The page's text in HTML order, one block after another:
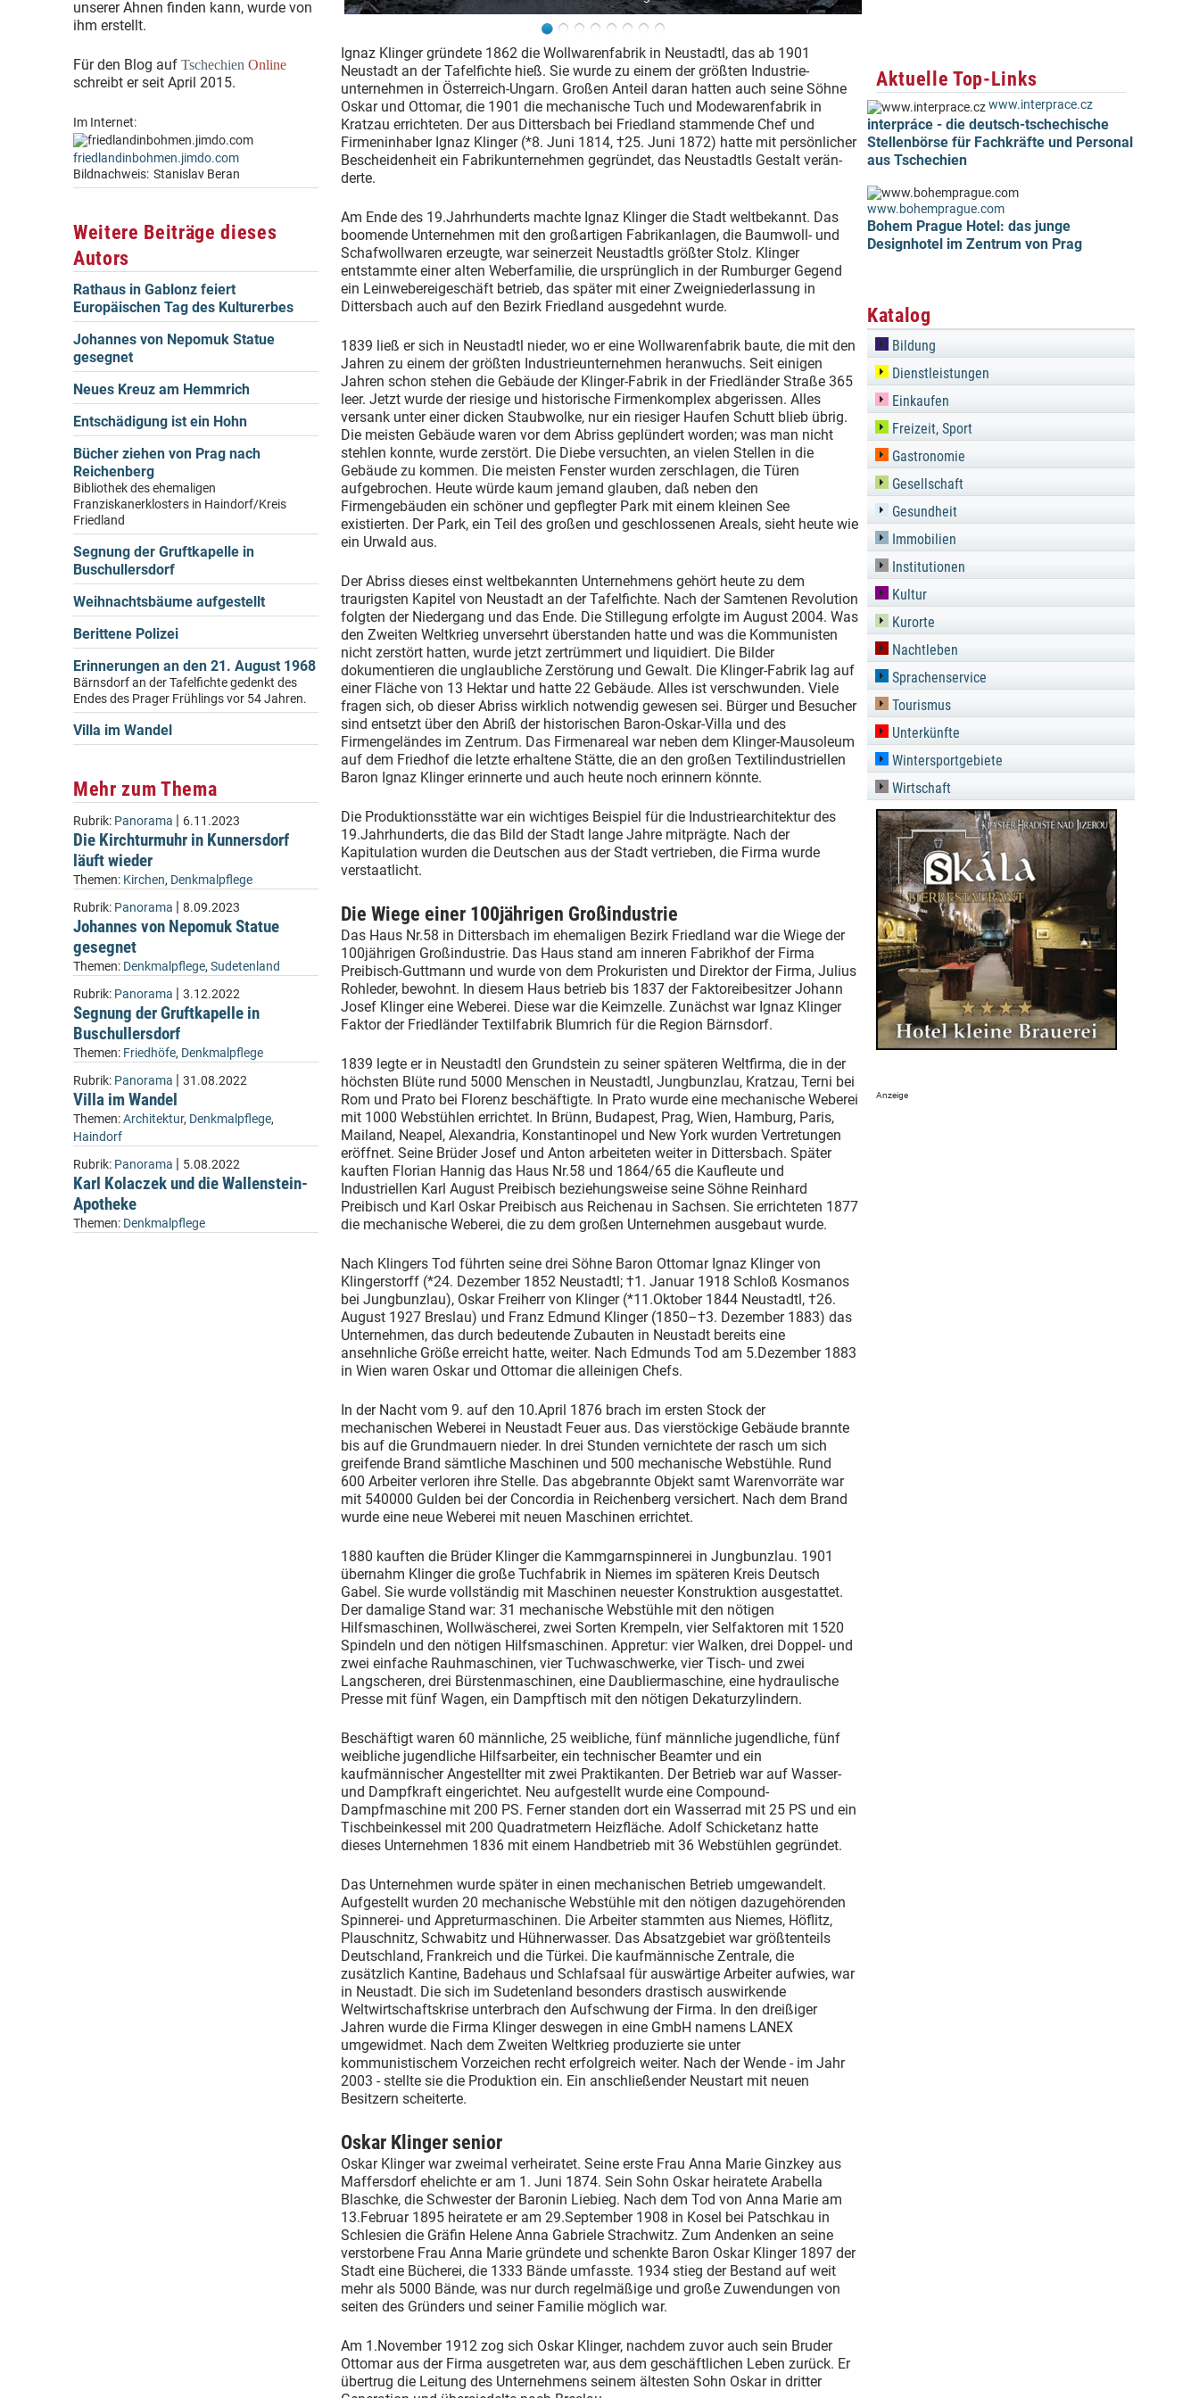
unserer Ahnen finden kann, wurde von
ihm erstellt.
Für den Blog auf Tschechien Online
schreibt er seit April 2015.
Im Internet:
friedlandinbohmen.jimdo.com
Bildnachweis: Stanislav Beran
Weitere Beiträge dieses
Autors
Rathaus in Gablonz feiert
Europäischen Tag des Kulturerbes
Johannes von Nepomuk Statue
gesegnet
Neues Kreuz am Hemmrich
Entschädigung ist ein Hohn
Bücher ziehen von Prag nach
Reichenberg
Bibliothek des ehemaligen
Franziskanerklosters in Haindorf/Kreis
Friedland
Segnung der Gruftkapelle in
Buschullersdorf
Weihnachtsbäume aufgestellt
Berittene Polizei
Erinnerungen an den 21. August 1968
Bärnsdorf an der Tafelfichte gedenkt des
Endes des Prager Frühlings vor 54 Jahren.
Villa im Wandel
Mehr zum Thema
Rubrik: Panorama | 6.11.2023
Die Kirchturmuhr in Kunnersdorf
läuft wieder
Themen: Kirchen, Denkmalpflege
Rubrik: Panorama | 8.09.2023
Johannes von Nepomuk Statue
gesegnet
Themen: Denkmalpflege, Sudetenland
Rubrik: Panorama | 3.12.2022
Segnung der Gruftkapelle in
Buschullersdorf
Themen: Friedhöfe, Denkmalpflege
Rubrik: Panorama | 31.08.2022
Villa im Wandel
Themen:Architektur, Denkmalpflege,
Haindorf
Rubrik: Panorama | 5.08.2022
Karl Kolaczek und die Wallenstein-
Apotheke
Themen: Denkmalpflege
Ignaz Klinger gründete 1862 die Wollwarenfabrik in Neu­stadtl, das ab 1901
Neustadt an der Tafelfichte hieß. Sie wurde zu einem der größten Industrie­
unternehmen in Österreich-­Un­garn. Großen Anteil daran hat­ten auch seine Söhne
Oskar und Ottomar, die 1901 die mechani­sche Tuch­ und Modewarenfa­brik in
Kratzau errichteten. Der aus Dittersbach bei Friedland stammende Chef und
Firmen­inhaber Ignaz Klinger (*8. Juni 1814, †25. Juni 1872) hatte mit persönlicher
Bescheidenheit ein Fabrikunternehmen gegründet, das Neustadtls Gestalt verän­
derte.
Am Ende des 19.Jahrhunderts machte Ignaz Klinger die Stadt weltbekannt. Das
boomende Unternehmen mit den großartigen Fabrikanlagen, die Baumwoll- und
Schafwollwaren erzeugte, war seinerzeit Neustadtls größter Stolz. Klinger
entstammte einer alten Weberfamilie, die ursprünglich in der Rumburger Gegend
ein Leinwebereigeschäft betrieb, das später mit einer Zweigniederlassung in
Dittersbach auch auf den Bezirk Friedland ausgedehnt wurde.
1839 ließ er sich in Neustadtl nieder, wo er eine Wollwarenfabrik baute, die mit den
Jahren zu einem der größten Industrieunternehmen heranwuchs. Seit einigen
Jahren schon stehen die Gebäude der Klinger-Fabrik in der Friedländer Straße 365
leer. Jetzt wurde der riesige und historische Firmenkomplex abgerissen. Alles
versank unter einer dicken Staubwolke, nur ein riesiger Haufen Schutt blieb übrig.
Die meisten Gebäude waren vor dem Abriss geplündert worden; was man nicht
stehlen konnte, wurde zerstört. Die Diebe versuchten, an vielen Stellen in die
Gebäude zu kommen. Die meisten Fenster wurden zerschlagen, die Türen
aufgebrochen. Heute würde kaum jemand glauben, daß neben den
Firmengebäuden ein schöner und gepflegter Park mit einem kleinen See
existierten. Der Park, ein Teil des großen und geschlossenen Areals, sieht heute wie
ein Urwald aus.
Der Abriss dieses einst weltbekannten Unternehmens gehört heute zu dem
traurigsten Kapitel von Neustadt an der Tafelfichte. Nach der Samtenen Revolution
folgten der Niedergang und das Ende. Die Stillegung erfolgte im August 2004. Was
den Zweiten Weltkrieg unversehrt überstanden hatte und was die Kommunisten
nicht zerstört hatten, wurde jetzt zertrümmert und liquidiert. Die Bilder
dokumentieren die unglaubliche Zerstörung und Gewalt. Die Klinger-Fabrik lag auf
einer Fläche von 13 Hektar und hatte 22 Gebäude. Alles ist verschwunden. Viele
fragen sich, ob dieser Abriss wirklich notwendig gewesen sei. Bürger und Besucher
sind entsetzt über den Abriß der historischen Baron-Oskar-Villa und des
Firmengeländes im Zentrum. Das Firmenareal war neben dem Klinger-Mausoleum
auf dem Friedhof die letzte erhaltene Stätte, die an den großen Textilindustriellen
Baron Ignaz Klinger erinnerte und auch heute noch erinnern könnte.
Die Produktionsstätte war ein wichtiges Beispiel für die Industriearchitektur des
19.Jahrhunderts, die das Bild der Stadt lange Jahre mitprägte. Nach der
Kapitulation wurden die Deutschen aus der Stadt vertrieben, die Firma wurde
verstaatlicht.
Die Wiege einer 100jährigen Großindustrie
Das Haus Nr.58 in Dittersbach im ehemaligen Bezirk Friedland war die Wiege der
100jährigen Großindustrie. Das Haus stand am inneren Fabrikhof der Firma
Preibisch-Guttmann und wurde von dem Prokuristen und Direktor der Firma, Julius
Rohleder, bewohnt. In diesem Haus betrieb bis 1837 der Faktoreibesitzer Johann
Josef Klinger eine Weberei. Diese war die Keimzelle. Zunächst war Ignaz Klinger
Faktor der Friedländer Textilfabrik Blumrich für die Region Bärnsdorf.
1839 legte er in Neustadtl den Grundstein zu seiner späteren Weltfirma, die in der
höchsten Blüte rund 5000 Menschen in Neustadtl, Jungbunzlau, Kratzau, Terni bei
Rom und Prato bei Florenz beschäftigte. In Prato wurde eine mechanische Weberei
mit 1000 Webstühlen errichtet. In Brünn, Budapest, Prag, Wien, Hamburg, Paris,
Mailand, Neapel, Alexandria, Konstantinopel und New York wurden Vertretungen
eröffnet. Seine Brüder Josef und Anton arbeiteten weiter in Dittersbach. Später
kauften Florian Hannig das Haus Nr.58 und 1864/65 die Kaufleute und
Industriellen Karl August Preibisch beziehungsweise seine Söhne Reinhard
Preibisch und Karl Oskar Preibisch aus Reichenau in Sachsen. Sie errichteten 1877
die mechanische Weberei, die zu dem großen Unternehmen ausgebaut wurde.
Nach Klingers Tod führten seine drei Söhne Baron Ottomar Ignaz Klinger von
Klingerstorff (*24. Dezember 1852 Neustadtl; †1. Januar 1918 Schloß Kosmanos
bei Jungbunzlau), Oskar Freiherr von Klinger (*11.Oktober 1844 Neustadtl, †26.
August 1927 Breslau) und Franz Edmund Klinger (1850–†3. Dezember 1883) das
Unternehmen, das durch bedeutende Zubauten in Neustadt bereits eine
ansehnliche Größe erreicht hatte, weiter. Nach Edmunds Tod am 5.Dezember 1883
in Wien waren Oskar und Ottomar die alleinigen Chefs.
In der Nacht vom 9. auf den 10.April 1876 brach im ersten Stock der
mechanischen Weberei in Neustadt Feuer aus. Das vierstöckige Gebäude brannte
bis auf die Grundmauern nieder. In drei Stunden vernichtete der rasch um sich
greifende Brand sämtliche Maschinen und 500 mechanische Webstühle. Rund
600 Arbeiter verloren ihre Stelle. Das abgebrannte Objekt samt Warenvorräte war
mit 540000 Gulden bei der Concordia in Reichenberg versichert. Nach dem Brand
wurde eine neue Weberei mit neuen Maschinen errichtet.
1880 kauften die Brüder Klinger die Kammgarnspinnerei in Jungbunzlau. 1901
übernahm Klinger die große Tuchfabrik in Niemes im späteren Kreis Deutsch
Gabel. Sie wurde vollständig mit Maschinen neuester Konstruktion ausgestattet.
Der damalige Stand war: 31 mechanische Webstühle mit den nötigen
Hilfsmaschinen, Wollwäscherei, zwei Sorten Krempeln, vier Selfaktoren mit 1520
Spindeln und den nötigen Hilfsmaschinen. Appretur: vier Walken, drei Doppel- und
zwei einfache Rauhmaschinen, vier Tuchwaschwerke, vier Tisch- und zwei
Langscheren, drei Bürstenmaschinen, eine Daubliermaschine, eine hydraulische
Presse mit fünf Wagen, ein Dampftisch mit den nötigen Dekaturzylindern.
Beschäftigt waren 60 männliche, 25 weibliche, fünf männliche jugendliche, fünf
weibliche jugendliche Hilfsarbeiter, ein technischer Beamter und ein
kaufmännischer Angestellter mit zwei Praktikanten. Der Betrieb war auf Wasser-
und Dampfkraft eingerichtet. Neu aufgestellt wurde eine Compound-
Dampfmaschine mit 200 PS. Ferner standen dort ein Wasserrad mit 25 PS und ein
Tischbeinkessel mit 200 Quadratmetern Heizfläche. Adolf Schicketanz hatte
dieses Unternehmen 1836 mit einem Handbetrieb mit 36 Webstühlen gegründet.
Das Unternehmen wurde später in einen mechanischen Betrieb umgewandelt.
Aufgestellt wurden 20 mechanische Webstühle mit den nötigen dazugehörenden
Spinnerei- und Appreturmaschinen. Die Arbeiter stammten aus Niemes, Höflitz,
Plauschnitz, Schwabitz und Hühnerwasser. Das Absatzgebiet war größtenteils
Deutschland, Frankreich und die Türkei. Die kaufmännische Zentrale, die
zusätzlich Kantine, Badehaus und Schlafsaal für auswärtige Arbeiter aufwies, war
in Neustadt. Die sich im Sudetenland besonders drastisch auswirkende
Weltwirtschaftskrise unterbrach den Aufschwung der Firma. In den dreißiger
Jahren wurde die Firma Klinger deswegen in eine GmbH namens LANEX
umgewidmet. Nach dem Zweiten Weltkrieg produzierte sie unter
kommunistischem Vorzeichen recht erfolgreich weiter. Nach der Wende - im Jahr
2003 - stellte sie die Produktion ein. Ein anschließender Neustart mit neuen
Besitzern scheiterte.
Oskar Klinger senior
Oskar Klinger war zweimal verheiratet. Seine erste Frau Anna Marie Ginzkey aus
Maffersdorf ehelichte er am 1. Juni 1874. Sein Sohn Oskar heiratete Arabella
Blaschke, die Schwester der Baronin Liebieg. Nach dem Tod von Anna Marie am
13.Februar 1895 heiratete er am 29.September 1908 in Kosel bei Patschkau in
Schlesien die Gräfin Helene Anna Gabriele Strachwitz. Zum Andenken an seine
verstorbene Frau Anna Marie gründete und schenkte Baron Oskar Klinger 1897 der
Stadt eine Bücherei, die 1333 Bände umfasste. 1934 stieg der Bestand auf weit
mehr als 5000 Bände, was nur durch regelmäßige und große Zuwendungen von
seiten des Gründers und seiner Familie möglich war.
Am 1.November 1912 zog sich Oskar Klinger, nachdem zuvor auch sein Bruder
Ottomar aus der Firma ausgetreten war, aus dem geschäftlichen Leben zurück. Er
übertrug die Leitung des Unternehmens seinem ältesten Sohn Oskar in dritter
Aktuelle Top-Links
www.interprace.cz
interpráce - die deutsch-tschechische
Stellenbörse für Fachkräfte und Personal
aus Tschechien
www.bohemprague.com
Bohem Prague Hotel: das junge
Designhotel im Zentrum von Prag
Katalog
Bildung
Dienstleistungen
Einkaufen
Freizeit, Sport
Gastronomie
Gesellschaft
Gesundheit
Immobilien
Institutionen
Kultur
Kurorte
Nachtleben
Sprachenservice
Tourismus
Unterkünfte
Wintersportgebiete
Wirtschaft